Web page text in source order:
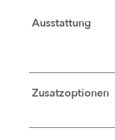
Ausstattung
Zusatzoptionen